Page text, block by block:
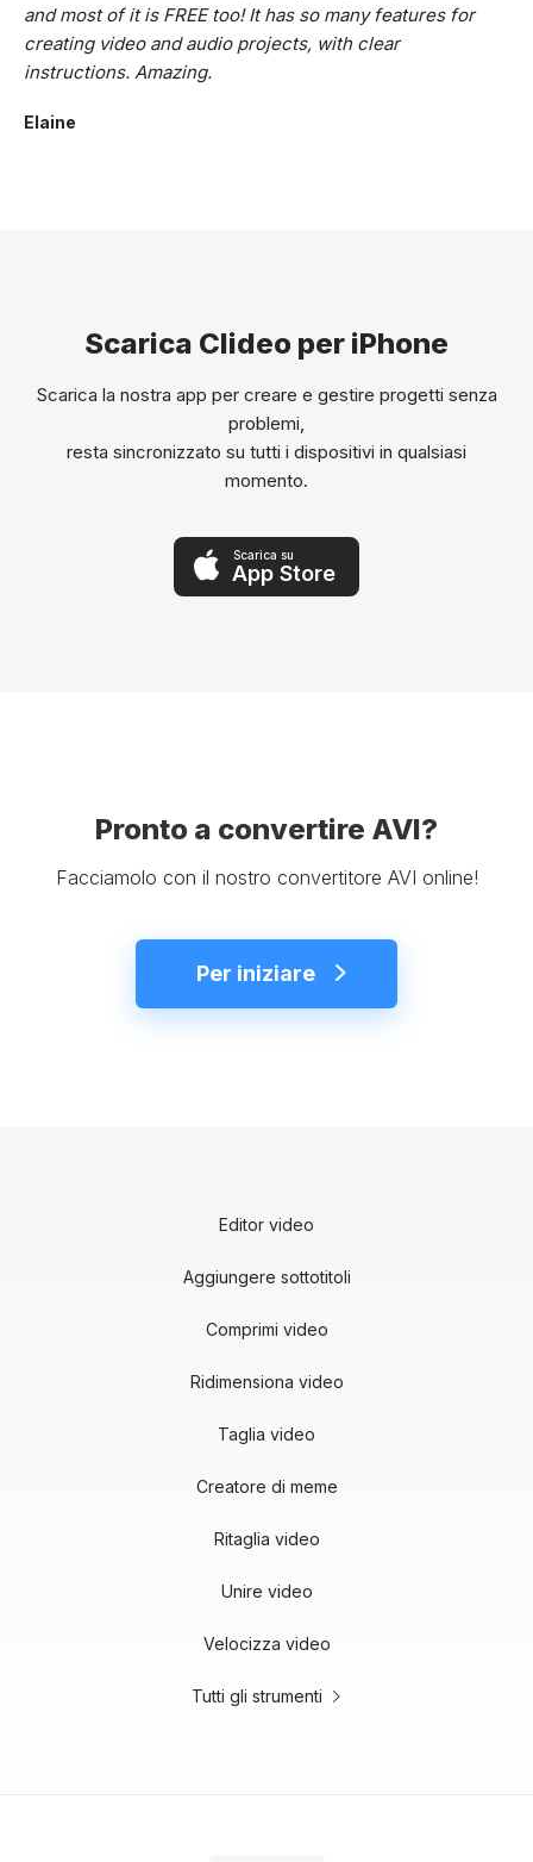
and most of it is FREE too! It has so many features for
creating video and audio projects, with clear
instructions. Amazing.
Elaine
Scarica Clideo per iPhone
Scarica la nostra app per creare e gestire progetti senza
problemi,
resta sincronizzato su tutti i dispositivi in qualsiasi
momento.
Scarica su
App Store
Pronto a convertire AVI?
Facciamolo con il nostro convertitore AVI online!
Per iniziare
Editor video
Aggiungere sottotitoli
Comprimi video
Ridimensiona video
Taglia video
Creatore di meme
Ritaglia video
Unire video
Velocizza video
Tutti gli strumenti